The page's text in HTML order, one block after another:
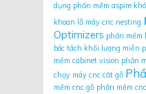
dụng phần mềm aspire
khoan lỗ máy cnc nesting
Optimizers phần mềm
bóc tách khối lượng miễn
mềm cabinet vision phần
chạy máy cnc cắt gỗ
mềm cnc gỗ phần mềm